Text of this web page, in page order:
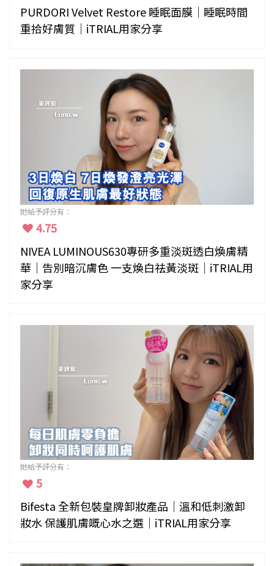
PURDORI Velvet Restore 睡眠面膜｜睡眠時間
重拾好膚質｜iTRIAL用家分享
她給予評分有：
4.75
NIVEA LUMINOUS630專研多重淡斑透白煥膚精
華｜告別暗沉膚色 一支煥白祛黃淡斑｜iTRIAL用
家分享
她給予評分有：
5
Bifesta 全新包裝皇牌卸妝產品｜溫和低刺激卸
妝水 保護肌膚嘅心水之選｜iTRIAL用家分享